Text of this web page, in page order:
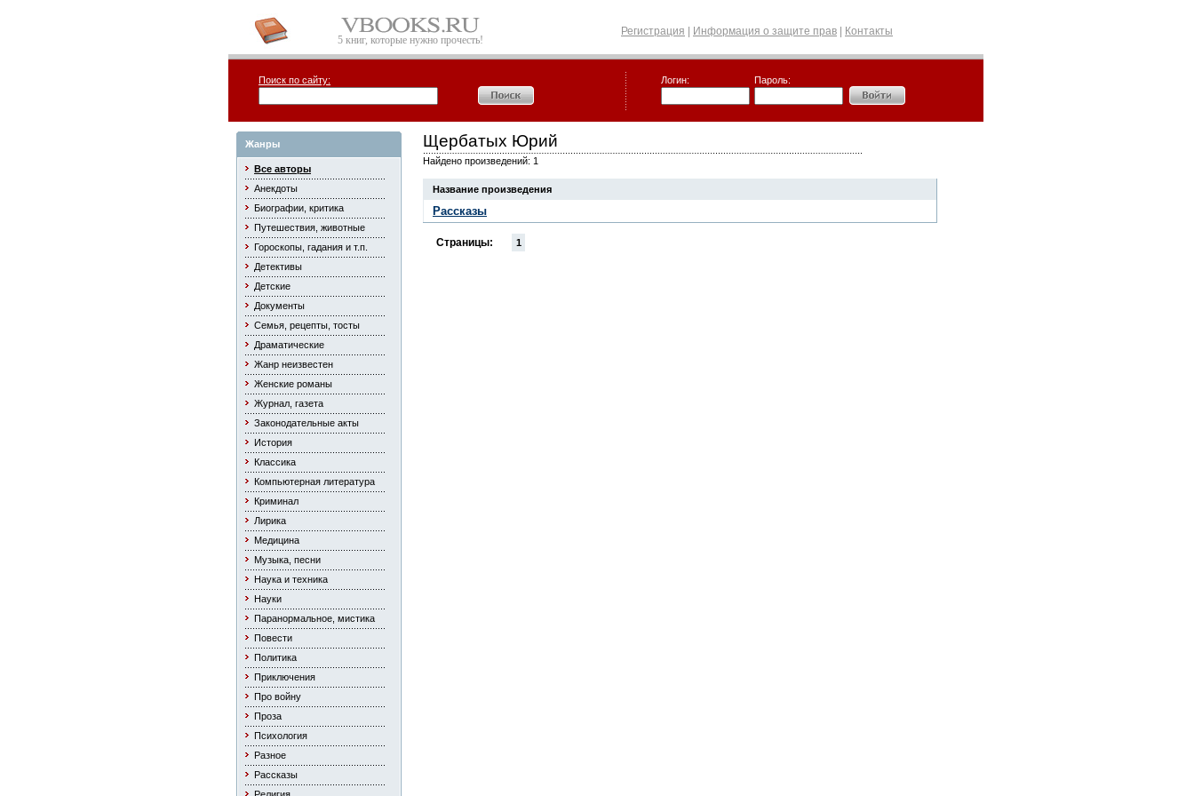
5 книг, которые нужно прочесть!
Регистрация Информация о защите прав Контакты
Поиск по сайту: Логин: Пароль:
Жанры
Все авторы
Анекдоты
Биографии, критика
Путешествия, животные
Гороскопы, гадания и т.п.
Детективы
Детские
Документы
Семья, рецепты, тосты
Драматические
Жанр неизвестен
Женские романы
Журнал, газета
Законодательные акты
История
Классика
Компьютерная литература
Криминал
Лирика
Медицина
Музыка, песни
Наука и техника
Науки
Паранормальное, мистика
Повести
Политика
Приключения
Про войну
Проза
Психология
Разное
Рассказы
Щербатых Юрий
Найдено произведений: 1
Название произведения
Рассказы
Страницы: 1